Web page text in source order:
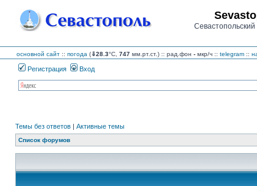
основной сайт :: погода (⇓28.3°C, 747 мм.рт.ст.) :: рад.фон - мкр/ч :: telegram ::
Регистрация Вход
Темы без ответов | Активные темы
Список форумов